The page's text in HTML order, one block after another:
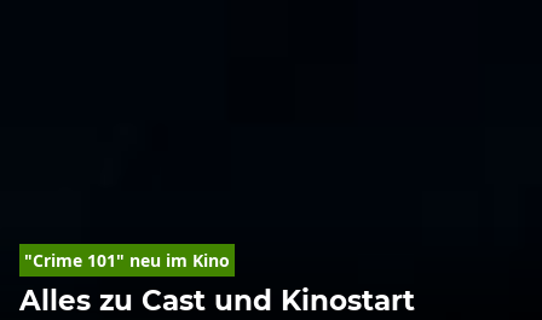
"Crime 101" neu im Kino
Alles zu Cast und Kinostart